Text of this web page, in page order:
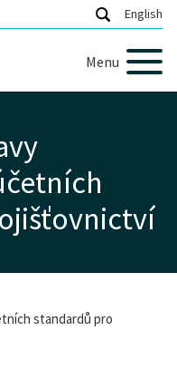
English
Menu
standardů pro